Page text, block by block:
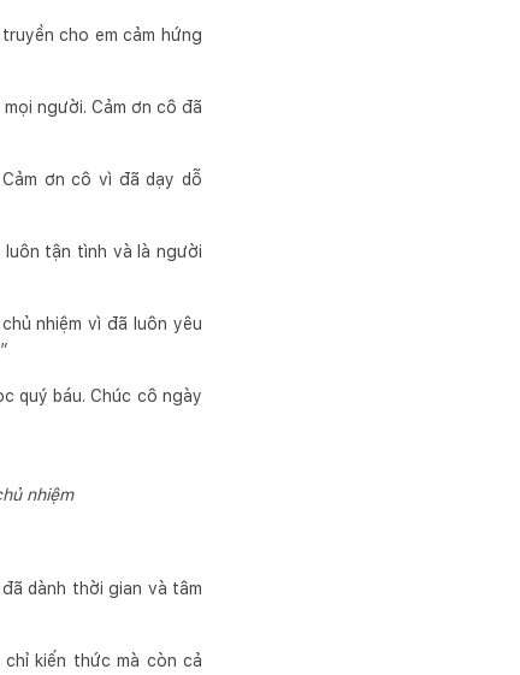
cho em cảm hứng
người. Cảm ơn cô đã
ơn cô vì đã dạy dỗ
luôn tận tình và là người
nhiệm vì đã luôn yêu
quý báu. Chúc cô ngày
nhiệm
dành thời gian và tâm
kiến thức mà còn cả